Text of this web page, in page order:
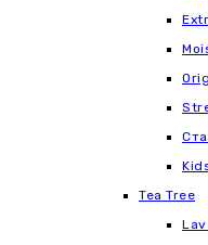
Tea Tree